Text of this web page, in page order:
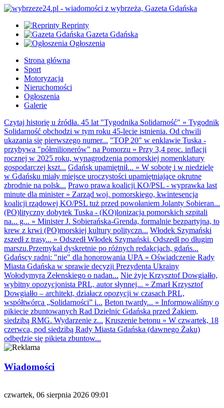
Reprinty
Gazeta Gdańska
Ogłoszenia
Strona główna
Sport
Motoryzacja
Nieruchomości
Ogłoszenia
Galerie
Czytaj historię u źródła. 45 lat "Tygodnika Solidarność" » Tygodnik
Solidarność obchodzi w tym roku 45-lecie istnienia. Od chwili
ukazania się pierwszego numer... "TOP 20" w enklawie Tuska -
przybywa "półmilionerów" na Pomorzu » Przy 3,4 proc. inflacji
rocznej w 2025 roku, wynagrodzenia pomorskiej nomenklatury
gospodarczej kszt... Gdańsk upamiętnił... » W sobotę i w niedzielę
w Gdańsku miały miejsce uroczystości upamiętniające okrutne
zbrodnie na polsk... Prawo prawa koalicji KO/PSL - wyprawka last
minute dla minister» Zarząd woj. pomorskiego, kwintesencja
koalicji rządowej KO/PSL tuż przed powołaniem Jolanty Sobieran...
(PO)lityczny dobytek Tuska - (KO)lonizacja pomorskich szpitali
na... g... » Minister J. Sobierańska-Grenda, formalnie bezpartyjna, to
krew z krwi (PO)morskiej kultury polityczn... Włodek Szymański
zszedł z trasy... » Odszedł Włodek Szymański. Odszedł po długim
marszu.Przemykał dyskretnie po różnych redakcjach, gdańs...
Gdańscy radni: "nie" dla honorowania UPA » Oświadczenie Rady
Miasta Gdańska w sprawie decyzji Prezydenta Ukrainy
Wołodymyra Zełenskiego o nadan... Nie żyje Krzysztof Dowgiałło,
wybitny opozycjonista PRL, autor słynnej... » Zmarł Krzysztof
Dowgiałło – architekt, działacz opozycji w czasach PRL,
współtwórca „Solidarności” i... Beton twardy... » Informowaliśmy o
pikiecie zbuntowanych Rad Dzielnic Gdańska przed Żakiem,
siedzibą RMG. Wydarzenie z... Kruszenie betonu » W czwartek, 18
czerwca, pod siedzibą Rady Miasta Gdańska (dawnego Żaku)
odbędzie się pikieta zbuntow...
Wiadomości
czwartek, 06 sierpnia 2026 09:01